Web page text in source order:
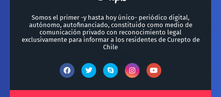
Somos el primer -y hasta hoy único- periódico digital,
autónomo, autofinanciado, constituido como medio de
comunicación privado con reconocimiento legal
exclusivamente para informar a los residentes de Curepto de
Chile